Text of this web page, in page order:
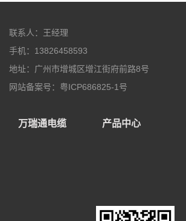
联系人：王经理
手机：13826458593
地址：广州市增城区增江街府前路8号
网站备案号：粤ICP686825-1号
万瑞通电缆 产品中心